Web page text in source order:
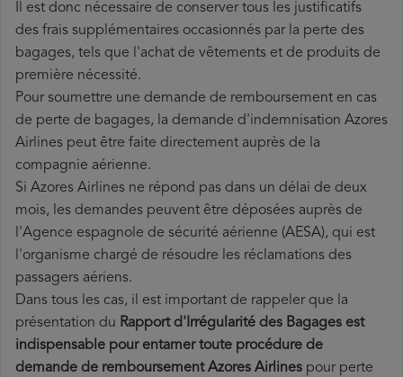
Il est donc nécessaire de conserver tous les justificatifs
des frais supplémentaires occasionnés par la perte des
bagages, tels que l'achat de vêtements et de produits de
première nécessité.
Pour soumettre une demande de remboursement en cas
de perte de bagages, la demande d'indemnisation Azores
Airlines peut être faite directement auprès de la
compagnie aérienne.
Si Azores Airlines ne répond pas dans un délai de deux
mois, les demandes peuvent être déposées auprès de
l'Agence espagnole de sécurité aérienne (AESA), qui est
l'organisme chargé de résoudre les réclamations des
passagers aériens.
Dans tous les cas, il est important de rappeler que la
présentation du Rapport d'Irrégularité des Bagages est
indispensable pour entamer toute procédure de
demande de remboursement Azores Airlines pour perte